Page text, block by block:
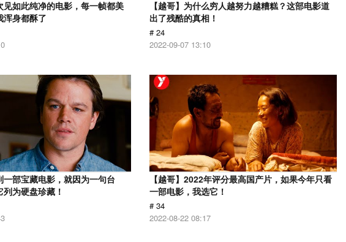
见如此纯净的电影，每一帧都美
浑身都酥了
【越哥】为什么穷人越努力越糟糕？这部电影道
出了残酷的真相！
# 24
2022-09-07 13:10
一部宝藏电影，就因为一句台
为硬盘珍藏！
【越哥】2022年评分最高国产片，如果今年只看
一部电影，我选它！
# 34
2022-08-22 08:17